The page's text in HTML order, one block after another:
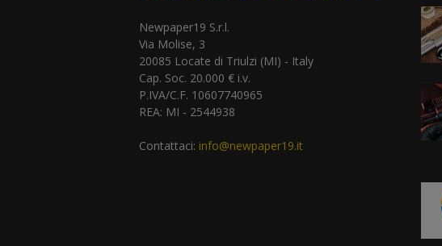
Newpaper19 S.r.l.
Via Molise, 3
20085 Locate di Triulzi (MI) - Italy
Cap. Soc. 20.000 € i.v.
P.IVA/C.F. 10607740965
REA: MI - 2544938
Contattaci: info@newpaper19.it